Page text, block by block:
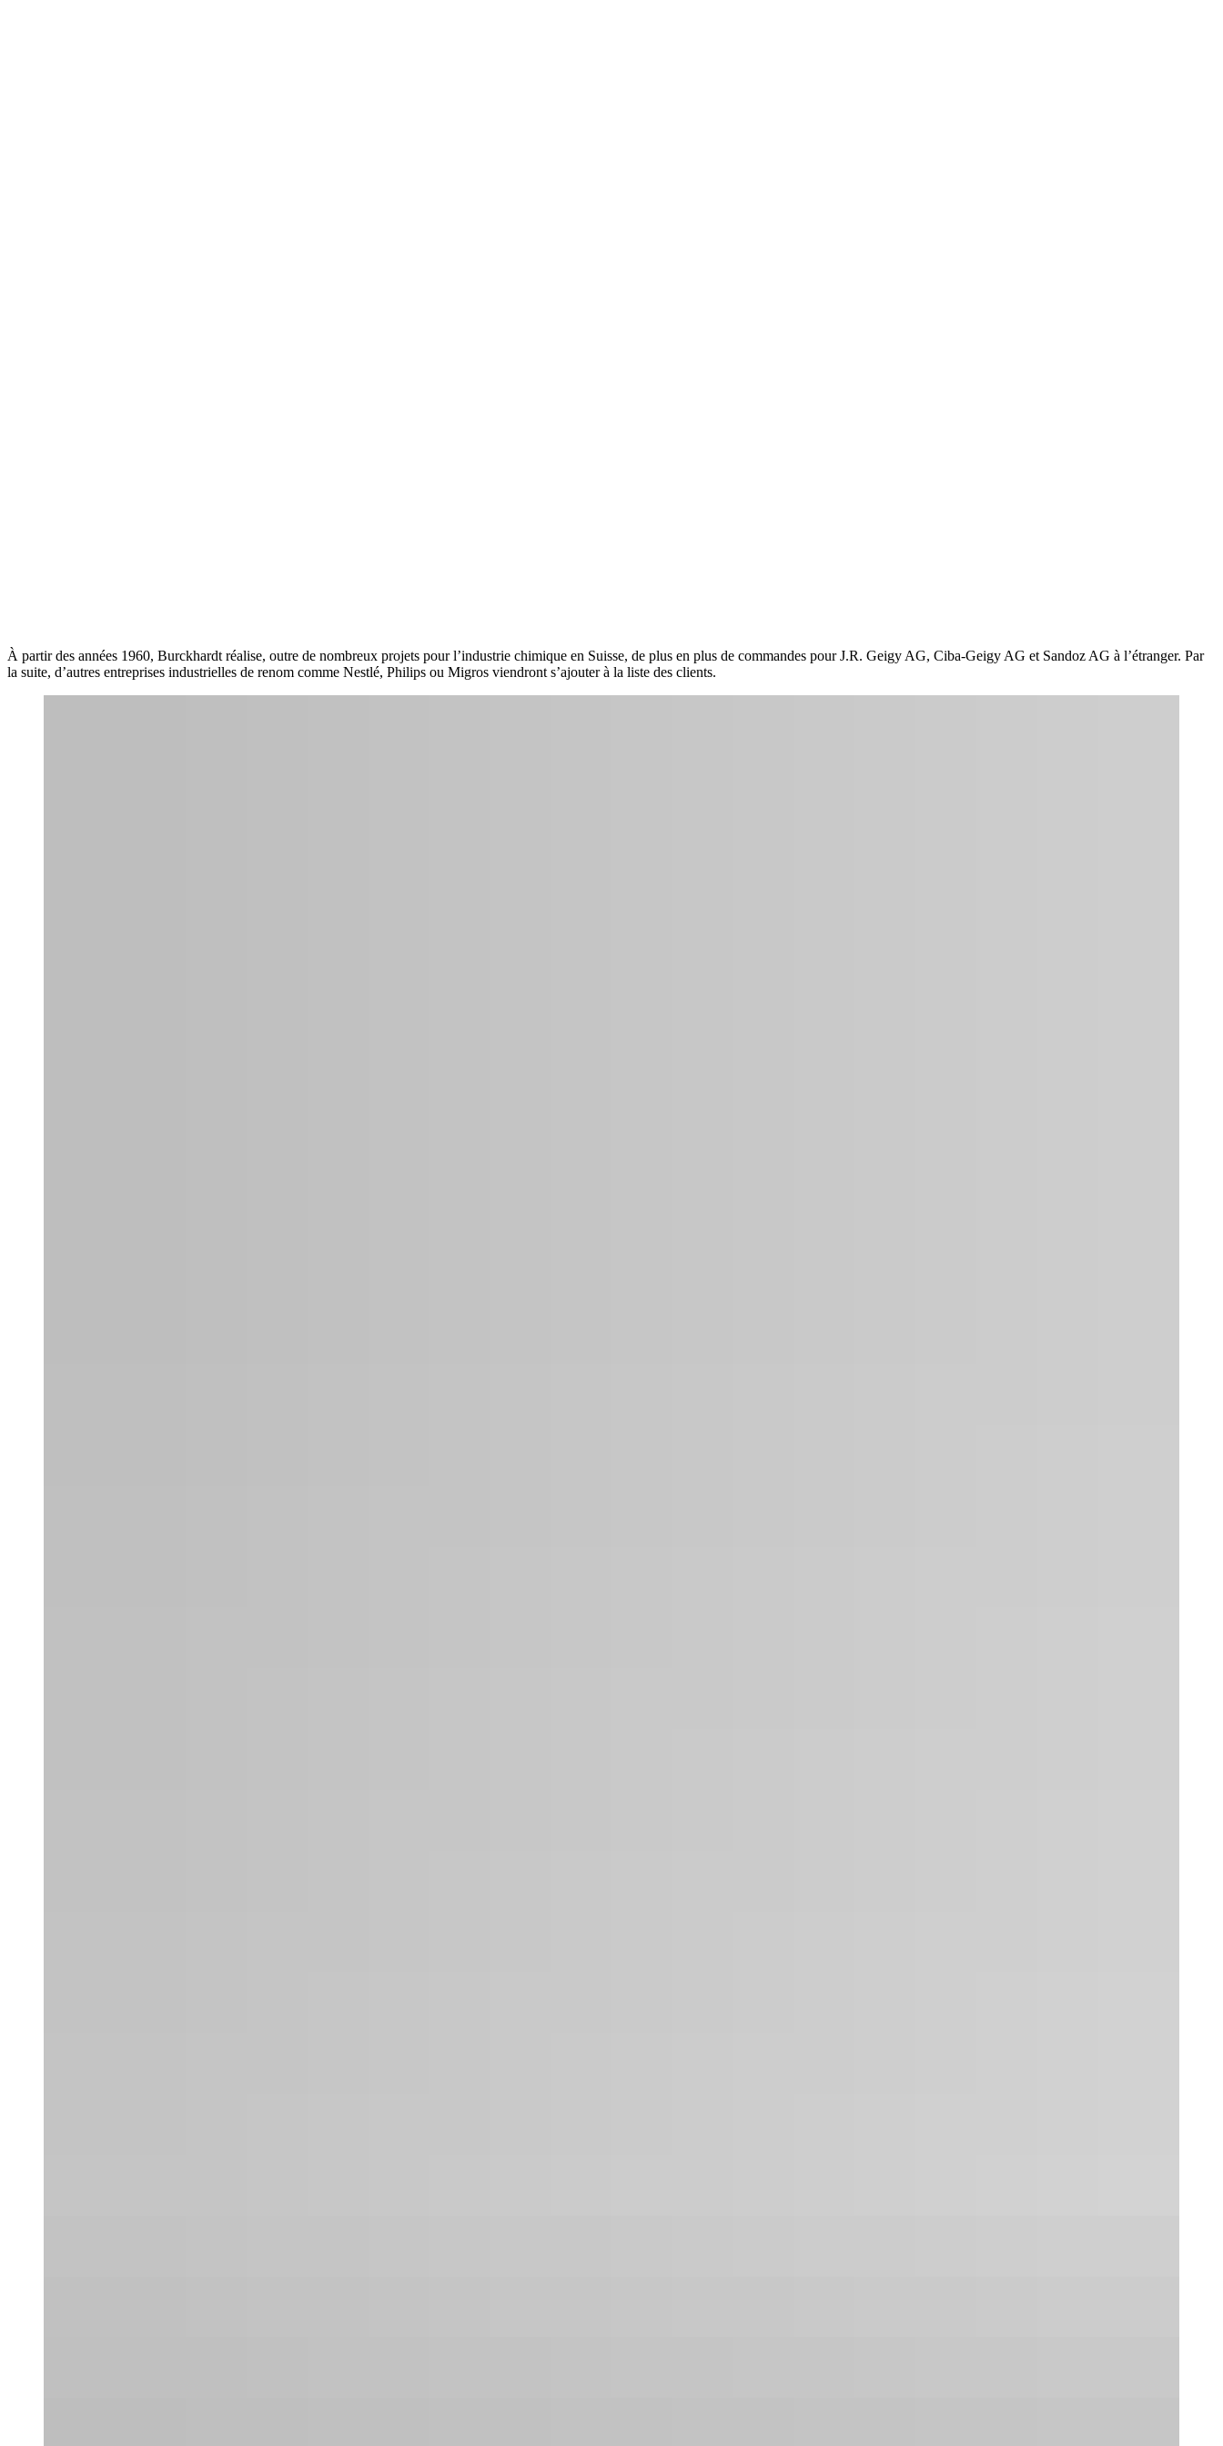
À partir des années 1960, Burckhardt réalise, outre de nombreux projets pour l’industrie chimique en Suisse, de plus en plus de commandes pour J.R. Geigy AG, Ciba-Geigy AG et Sandoz AG à l’étranger. Par
la suite, d’autres entreprises industrielles de renom comme Nestlé, Philips ou Migros viendront s’ajouter à la liste des clients.